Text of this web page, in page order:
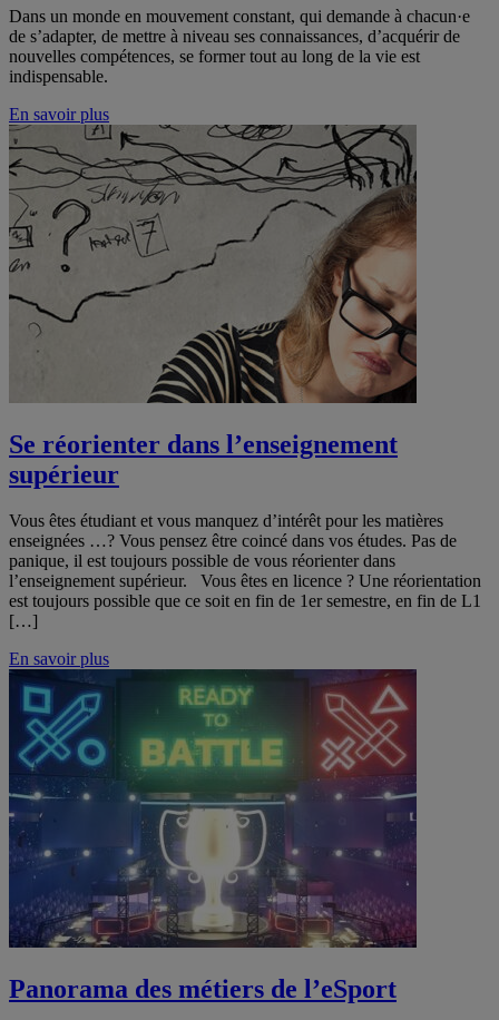
Dans un monde en mouvement constant, qui demande à chacun·e
de s’adapter, de mettre à niveau ses connaissances, d’acquérir de
nouvelles compétences, se former tout au long de la vie est
indispensable.
En savoir plus
Se réorienter dans l’enseignement
supérieur
Vous êtes étudiant et vous manquez d’intérêt pour les matières
enseignées …? Vous pensez être coincé dans vos études. Pas de
panique, il est toujours possible de vous réorienter dans
l’enseignement supérieur. Vous êtes en licence ? Une réorientation
est toujours possible que ce soit en fin de 1er semestre, en fin de L1
[…]
En savoir plus
Panorama des métiers de l’eSport